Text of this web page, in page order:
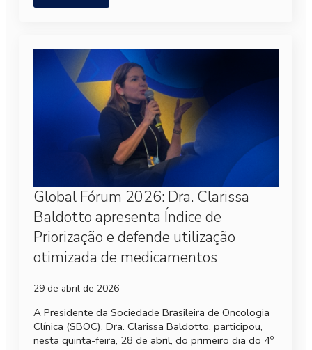
Global Fórum 2026: Dra. Clarissa
Baldotto apresenta Índice de
Priorização e defende utilização
otimizada de medicamentos
29 de abril de 2026
A Presidente da Sociedade Brasileira de Oncologia
Clínica (SBOC), Dra. Clarissa Baldotto, participou,
nesta quinta-feira, 28 de abril, do primeiro dia do 4º